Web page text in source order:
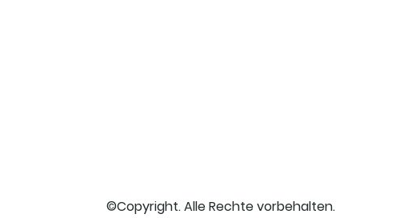
©Copyright. Alle Rechte vorbehalten.